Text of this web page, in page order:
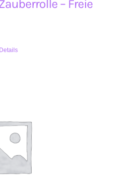
– Freie
Details